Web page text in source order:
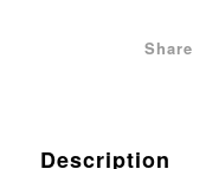
Share
Description